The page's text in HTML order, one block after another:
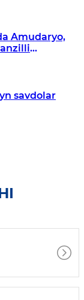
Amudaryo,
savdolar